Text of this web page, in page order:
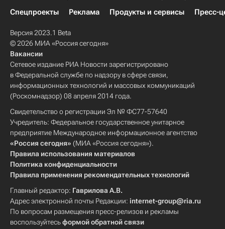
Спецпроекты
Реклама Продукты и сервисы Пресс-
Версия 2023.1 Beta
© 2026 МИА «Россия сегодня»
Вакансии
Сетевое издание РИА Новости зарегистрировано
в Федеральной службе по надзору в сфере связи,
информационных технологий и массовых коммуникаций
(Роскомнадзор) 08 апреля 2014 года.
Свидетельство о регистрации Эл № ФС77-57640
Учредитель: Федеральное государственное унитарное
предприятие Международное информационное агентство
«Россия сегодня» (МИА «Россия сегодня»).
Правила использования материалов
Политика конфиденциальности
Правила применения рекомендательных технологий
Главный редактор: Гаврилова А.В.
Адрес электронной почты Редакции: internet-group@ria.ru
По вопросам размещения пресс-релизов и рекламы
воспользуйтесьформой обратной связи